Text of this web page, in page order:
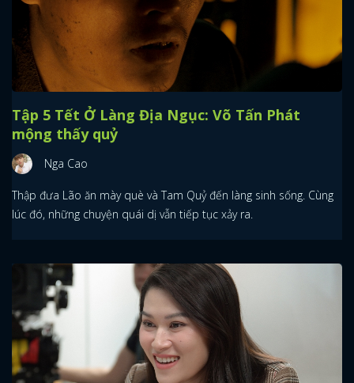
Tập 5 Tết Ở Làng Địa Ngục: Võ Tấn Phát
mộng thấy quỷ
Nga Cao
Thập đưa Lão ăn mày què và Tam Quỷ đến làng sinh sống. Cùng
lúc đó, những chuyện quái dị vẫn tiếp tục xảy ra.